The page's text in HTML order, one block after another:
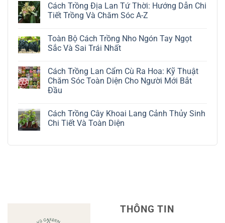
bình
luận
Cây
Đô
La
Thuật
Chăm
Sóc
Lá
Tế
Cách Trồng Địa Lan Tứ Thời: Hướng Dẫn Chi
Tiết Trồng Và Chăm Sóc A-Z
bình
luận
ở
Địa
Lan
Tứ
Thời:
Chi
Tiết
Trồng
Toàn Bộ Cách Trồng Nho Ngón Tay Ngọt
Sắc Và Sai Trái Nhất
bình
luận
ở
Toàn
Trồng
Nho
Ngón
Cách Trồng Lan Cẩm Cù Ra Hoa: Kỹ Thuật
Chăm Sóc Toàn Diện Cho Người Mới Bắt
Đầu
bình
luận
ở
Lan
Cho
Cách Trồng Cây Khoai Lang Cảnh Thủy Sinh
Chi Tiết Và Toàn Diện
bình
Chi
THÔNG TIN